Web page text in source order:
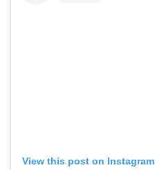
View this post on Instagram